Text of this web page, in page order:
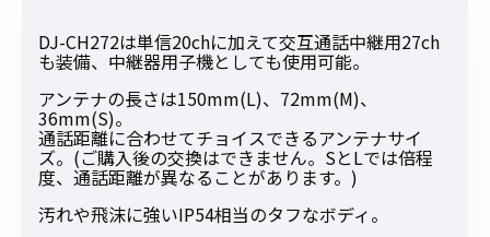
DJ-CH272は単信20chに加えて交互通話中継用27ch
も装備、中継器用子機としても使用可能。
アンテナの長さは150mm(L)、72mm(M)、
36mm(S)。
通話距離に合わせてチョイスできるアンテナサイ
ズ。(ご購入後の交換はできません。SとLでは倍程
度、通話距離が異なることがあります。)
汚れや飛沫に強いIP54相当のタフなボディ。